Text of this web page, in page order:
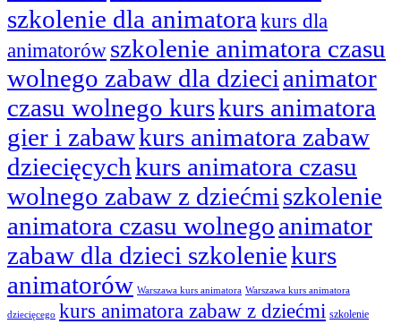
szkolenie dla animatora kurs dla
animatorów szkolenie animatora czasu
wolnego zabaw dla dzieci animator
czasu wolnego kurskurs animatora
gier i zabawkurs animatora zabaw
dziecięcychkurs animatora czasu
wolnego zabaw z dziećmi szkolenie
animatora czasu wolnegoanimator
zabaw dla dzieci szkoleniekurs
animatorów Warszawa kurs animatora Warszawa kurs animatora
dziecięcego kurs animatora zabaw z dziećmi szkolenie